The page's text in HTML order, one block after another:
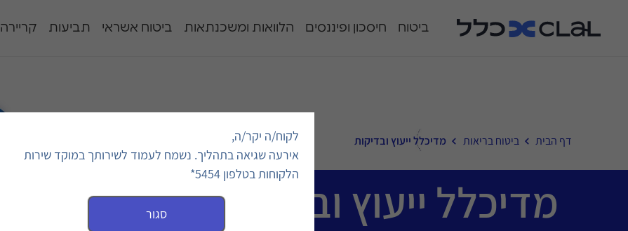
ביטוח חיסכון ופיננסים הלוואות ומשכנתאות ביטוח אשראי תביעות קריירה
דף הבית ביטוח בריאות מדיכלל ייעוץ ובדיקות
מדיכלל ייעוץ ובדיקות
לקוח/ה יקר/ה,
אירעה שגיאה בתהליך. נשמח לעמוד לשירותך במוקד שירות
הלקוחות בטלפון 5454*
סגור